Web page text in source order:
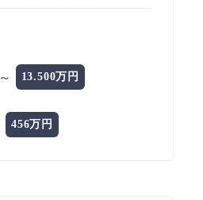
～ 13.500万円
456万円